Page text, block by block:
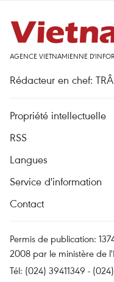
AGENCE VIETNAMIENNE
Rédacteur en chef:
Propriété intellectuelle
RSS
Langues
Service d'information
Contact
Permis de publication:
2008 par le ministère de
Tél: (024) 39411349 -